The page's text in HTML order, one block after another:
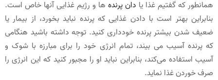
همانطور که گفتیم غذا یا دان پرنده ها و رژیم غذایی آنها خاص است.
بنابراین بهتر است با دادن غذایی که پرنده نباید بخورد، از بیمار یا
ضعیف شدن بیشتر پرنده خودداری کنید. توجه داشته باشید هنگامی
که پرنده آسیب می بیند، تمام انرژی خود را برای مبارزه با شوک و
آسیب استفاده می‌کند، بنابراین نباید او را مجبور کنید که این انرژی را
صرف خوردن غذا نماید.